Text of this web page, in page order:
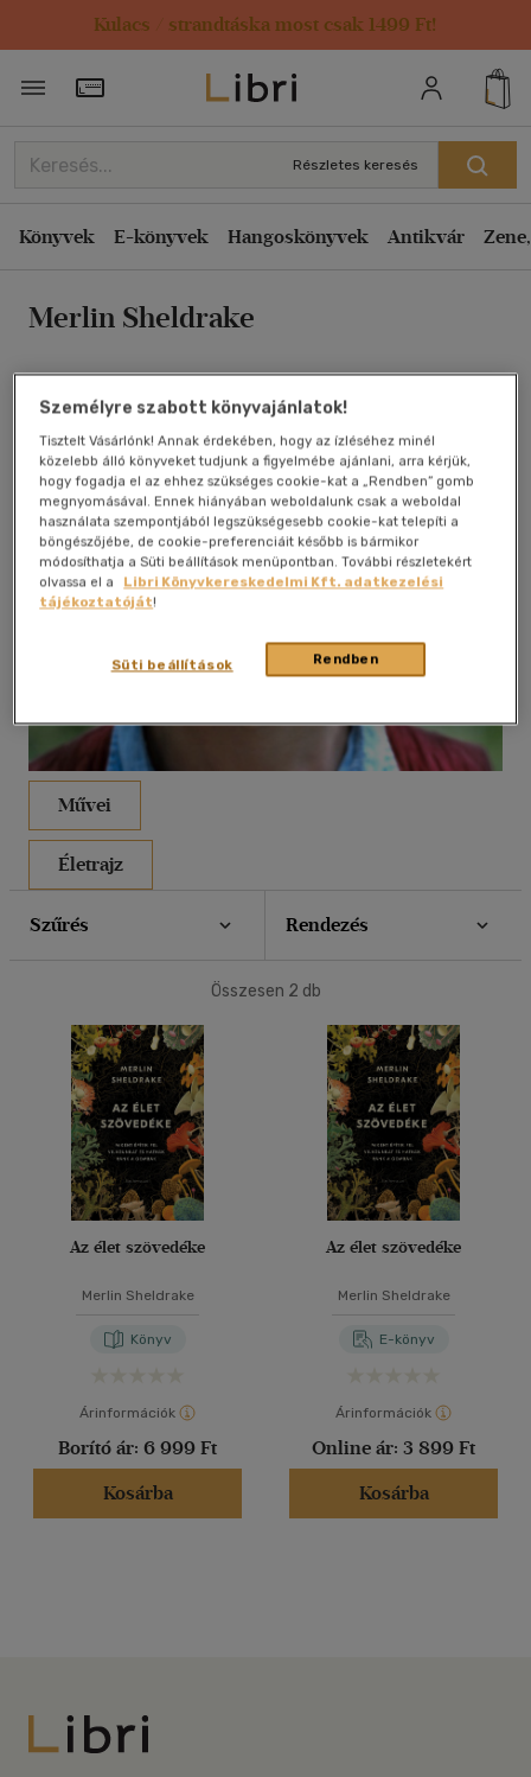
Kulacs / strandtáska most csak 1499 Ft!
Törzsvásárlói Kártya adatai
Részletes keresés
Könyvek E-könyvek Hangoskönyvek Antikvár
Merlin Sheldrake
Művei
Életrajz
Szűrés Rendezés
Rendezés
Kiadás éve szerint csökkenő
Ár szerint csökkenő
Eladott darabszám szerint csökkenő
Szerző szerint A-Z
Megjelenítés
20 db / oldal
40 db / oldal
Alkalmaz
Összesen 2 db
Az élet szövedéke
Merlin Sheldrake
Könyv
Árinformációk
Borító ár: 6 999 Ft
Kosárba
Az élet szövedéke
Merlin Sheldrake
E-könyv
Árinformációk
Online ár: 3 899 Ft
Kosárba
Libri
Személyre szabott könyvajánlatok!
Tisztelt Vásárlónk! Annak érdekében, hogy az ízléséhez minél
közelebb álló könyveket tudjunk a figyelmébe ajánlani, arra kérjük,
hogy fogadja el az ehhez szükséges cookie-kat a „Rendben” gomb
megnyomásával. Ennek hiányában weboldalunk csak a weboldal
használata szempontjából legszükségesebb cookie-kat telepíti a
böngészőjébe, de cookie-preferenciáit később is bármikor
módosíthatja a Süti beállítások menüpontban. További részletekért
olvassa el a
Libri Könyvkereskedelmi Kft. adatkezelési
tájékoztatóját!
Rendben
Süti beállítások